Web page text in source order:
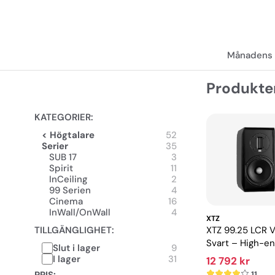
Månadens
KATEGORIER:
< Högtalare
52
Serier
35
SUB 17
3
Spirit
11
InCeiling
2
99 Serien
4
Cinema
16
InWall/OnWall
4
TILLGÄNGLIGHET:
Slut i lager
9
I lager
31
XTZ
XTZ 99.25 LCR
Svart – High-
stativhögtalare
precision
12 792 kr